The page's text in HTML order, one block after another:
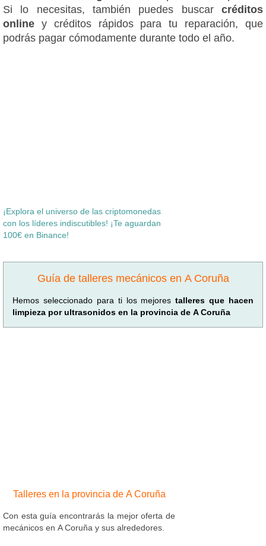
Si lo necesitas, también puedes buscar créditos
online y créditos rápidos para tu reparación, que
podrás pagar cómodamente durante todo el año.
¡Explora el universo de las criptomonedas
con los líderes indiscutibles! ¡Te aguardan
100€ en Binance!
Guía de talleres mecánicos en A Coruña
Hemos seleccionado para ti los mejorestalleres que hacen
limpieza por ultrasonidos en la provincia de A Coruña
Talleres en la provincia de A Coruña
Con esta guía encontrarás la mejor oferta de
mecánicos en A Coruña y sus alrededores.